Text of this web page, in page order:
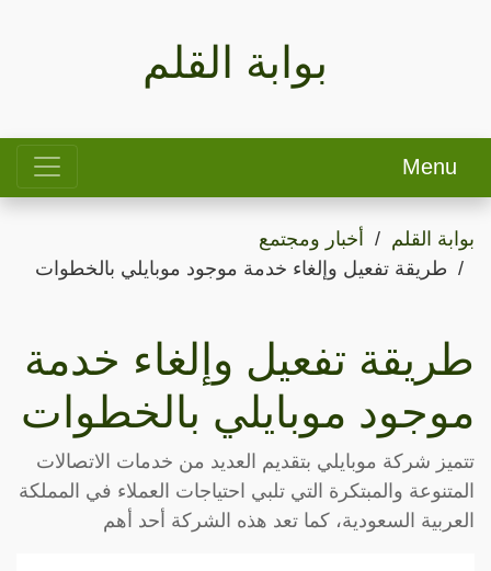
بوابة القلم
Menu
بوابة القلم
أخبار ومجتمع
طريقة تفعيل وإلغاء خدمة موجود موبايلي بالخطوات
طريقة تفعيل وإلغاء خدمة
موجود موبايلي بالخطوات
تتميز شركة موبايلي بتقديم العديد من خدمات الاتصالات
المتنوعة والمبتكرة التي تلبي احتياجات العملاء في المملكة
العربية السعودية، كما تعد هذه الشركة أحد أهم